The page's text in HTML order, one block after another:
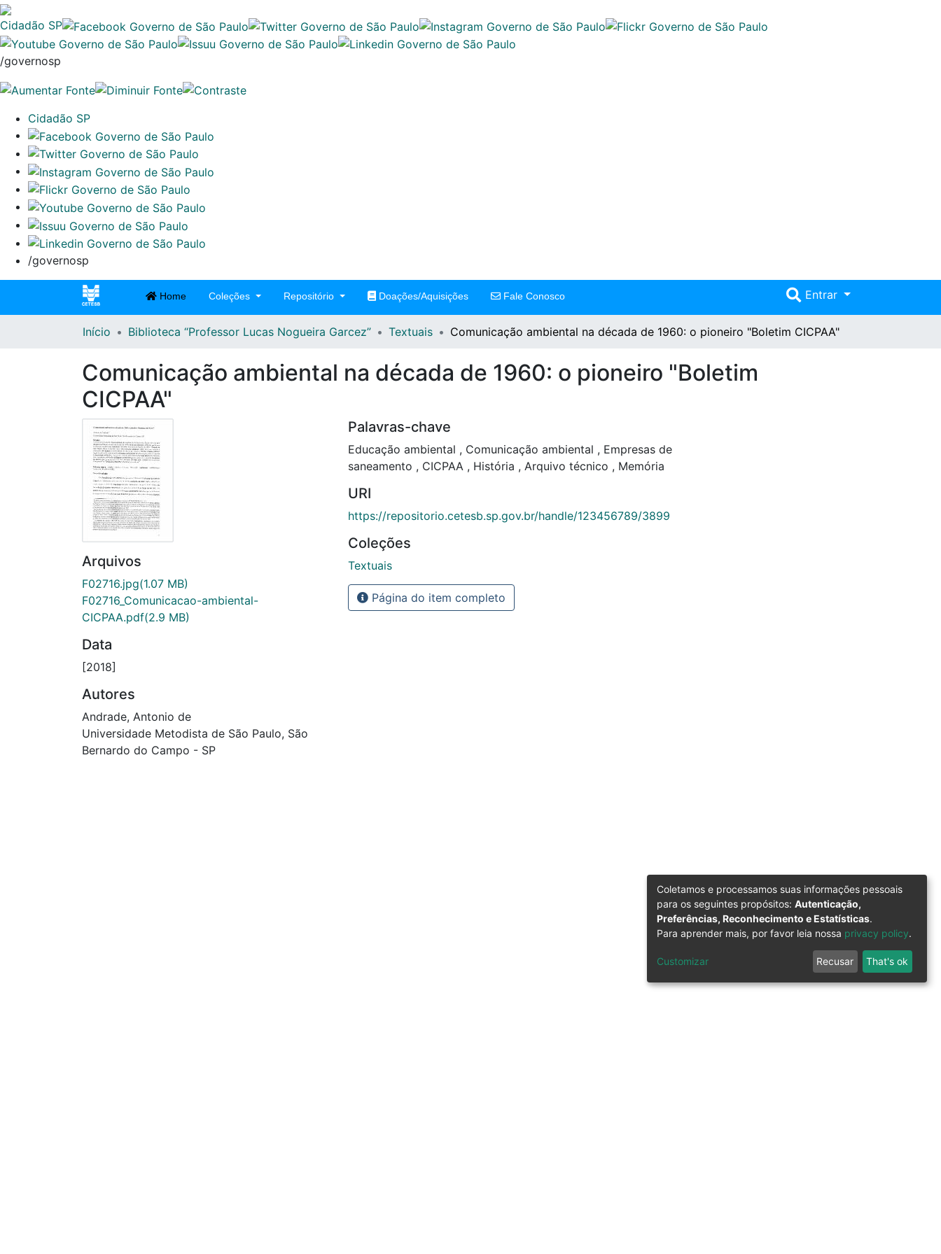
Cidadão SP
/governosp
Cidadão SP
/governosp
Entrar
Home Coleções Repositório Doações/Aquisições Fale Conosco
Início Biblioteca “Professor Lucas Nogueira Garcez” Textuais Comunicação ambiental na década de 1960: o pioneiro "Boletim CICPAA"
Comunicação ambiental na década de 1960: o pioneiro "Boletim
CICPAA"
Arquivos
F02716.jpg(1.07 MB)
F02716_Comunicacao-ambiental-
CICPAA.pdf(2.9 MB)
Data
[2018]
Autores
Andrade, Antonio de
Universidade Metodista de São Paulo, São
Bernardo do Campo - SP
Palavras-chave
Educação ambiental , Comunicação ambiental , Empresas de
saneamento , CICPAA , História , Arquivo técnico , Memória
URI
https://repositorio.cetesb.sp.gov.br/handle/123456789/3899
Coleções
Textuais
Página do item completo
Coletamos e processamos suas informações pessoais
para os seguintes propósitos: Autenticação,
Preferências, Reconhecimento e Estatísticas.
Para aprender mais, por favor leia nossa privacy policy.
Customizar Recusar That's ok